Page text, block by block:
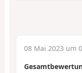
08 Mai 2023 um